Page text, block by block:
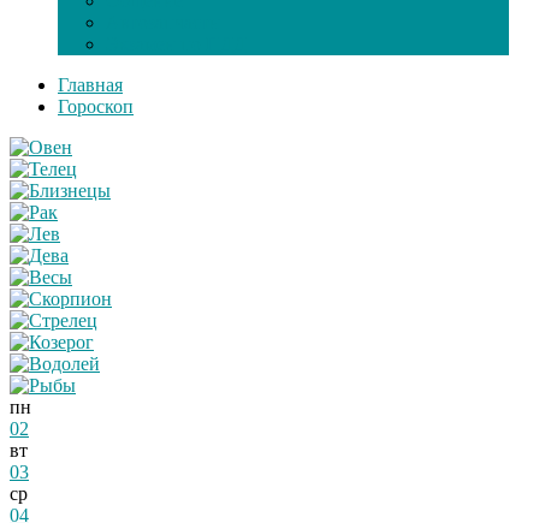
Главная
Гороскоп
пн
02
вт
03
ср
04